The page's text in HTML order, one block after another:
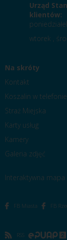
Urząd
klientów:
wtorek ,
Na skróty
Kontakt
Koszalin w telefonie
Straż Miejska
Karty usług
Kamery
Galeria zdjęć
Interaktywna
FB Miasta FB
RSS